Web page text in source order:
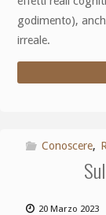
godimento),
irreale.
Conoscere,
20 Marzo 2023